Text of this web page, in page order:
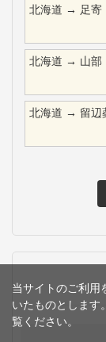
北海道 → 足寄
北海道 → 山部
北海道 → 留辺
当サイトのご利用
いたものとします
覧ください。